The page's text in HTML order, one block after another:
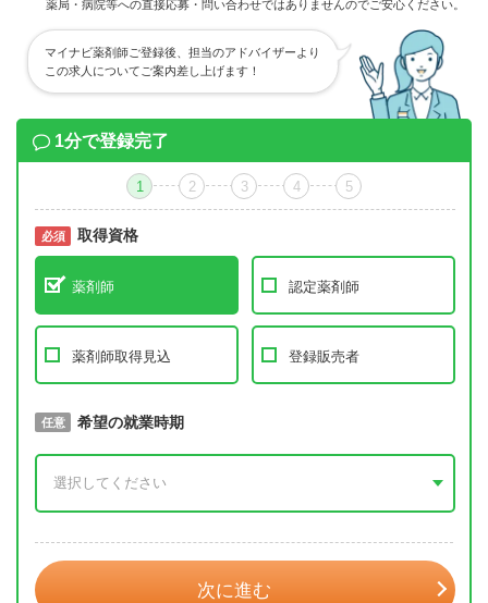
薬局・病院等への直接応募・問い合わせではありませんのでご安心ください。
マイナビ薬剤師ご登録後、担当のアドバイザーより
この求人についてご案内差し上げます！
1分で登録完了
1 2 3 4 5
必須 取得資格
薬剤師 認定薬剤師
薬剤師取得見込 登録販売者
必須 取得予定年
任意 希望の就業時期
次に進む